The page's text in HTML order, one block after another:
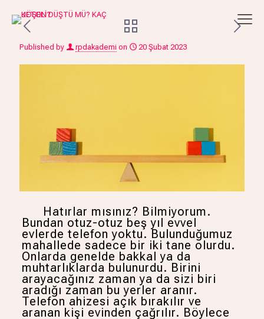
Published by rpdakademi on 20 Şubat 2023
Hatırlar mısınız? Bilmiyorum.
Bundan otuz-otuz beş yıl evvel
evlerde telefon yoktu. Bulunduğumuz
mahallede sadece bir iki tane olurdu.
Onlarda genelde bakkal ya da
muhtarlıklarda bulunurdu. Birini
arayacağınız zaman ya da sizi biri
aradığı zaman bu yerler aranır.
Telefon ahizesi açık bırakılır ve
aranan kişi evinden çağrılır. Böylece